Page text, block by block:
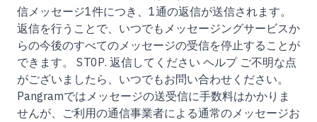
信メッセージ1件につき、1通の返信が送信されます。
返信を行うことで、いつでもメッセージングサービスか
らの今後のすべてのメッセージの受信を停止することが
できます。 STOP. 返信してください ヘルプご不明な点
がございましたら、いつでもお問い合わせください。
Pangramではメッセージの送受信に手数料はかかりま
せんが、ご利用の通信事業者による通常のメッセージお